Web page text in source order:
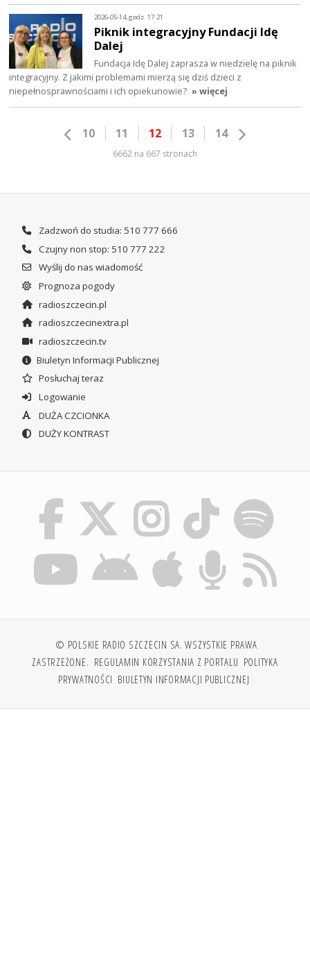
2026-05-14, godz. 17:21
Piknik integracyjny Fundacji Idę
Dalej
Fundacja Idę Dalej zaprasza w niedzielę na piknik
integracyjny. Z jakimi problemami mierzą się dziś dzieci z
niepełnosprawnościami i ich opiekunowie? » więcej
10 11 12 13 14
6662 na 667 stronach
Zadzwoń do studia: 510 777 666
Czujny non stop: 510 777 222
Wyślij do nas wiadomość
Prognoza pogody
radioszczecin.pl
radioszczecinextra.pl
radioszczecin.tv
Biuletyn Informacji Publicznej
Posłuchaj teraz
Logowanie
DUŻA CZCIONKA
DUŻY KONTRAST
© POLSKIE RADIO SZCZECIN SA. WSZYSTKIE PRAWA
ZASTRZEŻONE. REGULAMIN KORZYSTANIA Z PORTALU POLITYKA
PRYWATNOŚCI BIULETYN INFORMACJI PUBLICZNEJ